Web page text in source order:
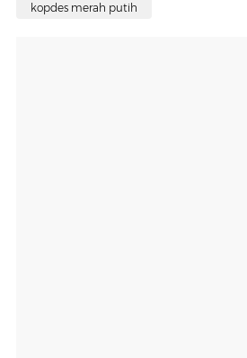
kopdes merah putih